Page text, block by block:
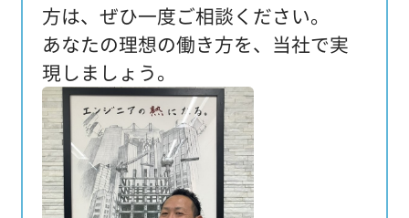
方は、ぜひ一度ご相談ください。
あなたの理想の働き方を、当社で実
現しましょう。